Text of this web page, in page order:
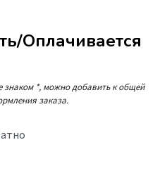
Оплачивается
знаком *, можно добавить к общей
заказа.